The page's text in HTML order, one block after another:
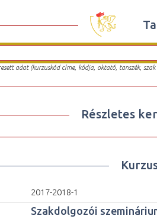
adat (kurzuskód címe, kódja, oktató, tanszék,
Részletes
2017-2018-1
Szakdolgozói